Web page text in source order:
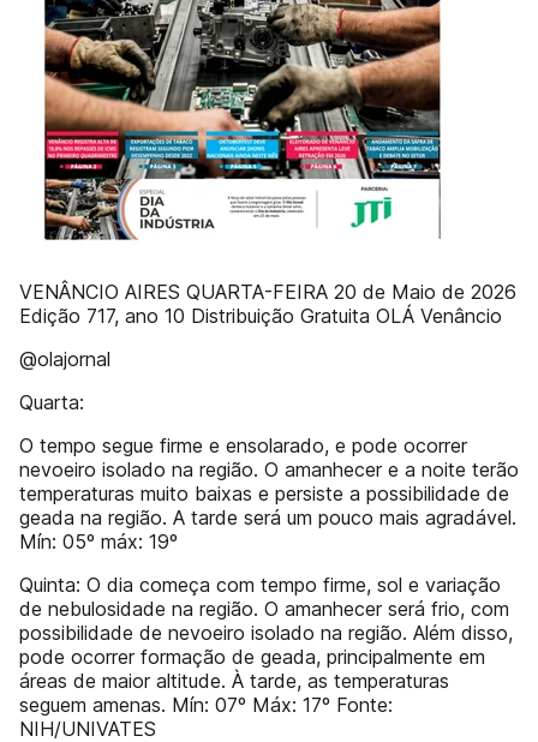
VENÂNCIO AIRES QUARTA-FEIRA 20 de Maio de 2026
Edição 717, ano 10 Distribuição Gratuita OLÁ Venâncio
@olajornal
Quarta:
O tempo segue firme e ensolarado, e pode ocorrer
nevoeiro isolado na região. O amanhecer e a noite terão
temperaturas muito baixas e persiste a possibilidade de
geada na região. A tarde será um pouco mais agradável.
Mín: 05º máx: 19º
Quinta: O dia começa com tempo firme, sol e variação
de nebulosidade na região. O amanhecer será frio, com
possibilidade de nevoeiro isolado na região. Além disso,
pode ocorrer formação de geada, principalmente em
áreas de maior altitude. À tarde, as temperaturas
seguem amenas. Mín: 07º Máx: 17º Fonte:
NIH/UNIVATES